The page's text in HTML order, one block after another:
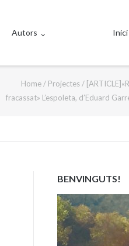
Autors Inici
Home/ Projectes/
fracassat» L’espoleta, d’Eduard
BENVINGUTS!